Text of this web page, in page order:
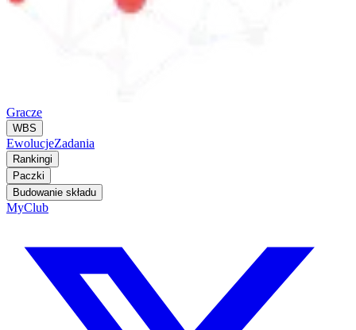
Gracze
WBS
EwolucjeZadania
Rankingi
Paczki
Budowanie składu
MyClub